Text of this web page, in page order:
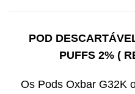
POD
PUFFS 2% (
Os Pods Oxbar G32K